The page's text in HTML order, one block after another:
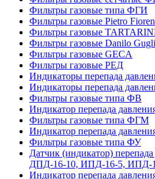
Фильтры газовые типа ФГИ
Фильтры газовые Pietro
Фильтры газовые
Фильтры газовые Danilo
Фильтры газовые GECA
Фильтры газовые РЕД
Индикаторы перепада
Индикаторы перепада
Фильтры газовые типа ФВ
Индикатор перепада
Фильтры газовые типа ФГМ
Индикатор перепада
Фильтры газовые типа ФУ
Датчик (индикатор)
ДПД-16-10, ИПД-16-5, ИПД-
Индикатор перепада